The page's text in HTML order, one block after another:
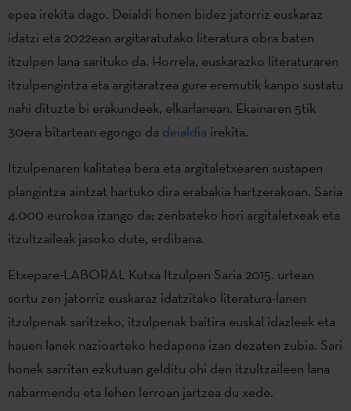
epea irekita dago. Deialdi honen bidez jatorriz euskaraz
idatzi eta 2022ean argitaratutako literatura obra baten
itzulpen lana sarituko da. Horrela, euskarazko literaturaren
itzulpengintza eta argitaratzea gure eremutik kanpo sustatu
nahi dituzte bi erakundeek, elkarlanean. Ekainaren 5tik
30era bitartean egongo da deialdia irekita.
Itzulpenaren kalitatea bera eta argitaletxearen sustapen
plangintza aintzat hartuko dira erabakia hartzerakoan. Saria
4.000 eurokoa izango da; zenbateko hori argitaletxeak eta
itzultzaileak jasoko dute, erdibana.
Etxepare-LABORAL Kutxa Itzulpen Saria 2015. urtean
sortu zen jatorriz euskaraz idatzitako literatura-lanen
itzulpenak saritzeko, itzulpenak baitira euskal idazleek eta
hauen lanek nazioarteko hedapena izan dezaten zubia. Sari
honek sarritan ezkutuan gelditu ohi den itzultzaileen lana
nabarmendu eta lehen lerroan jartzea du xede.